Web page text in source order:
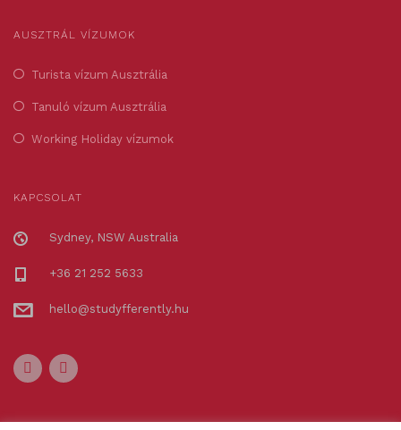
AUSZTRÁL VÍZUMOK
Turista vízum Ausztrália
Tanuló vízum Ausztrália
Working Holiday vízumok
KAPCSOLAT
Sydney, NSW Australia
+36 21 252 5633
hello@studyfferently.hu